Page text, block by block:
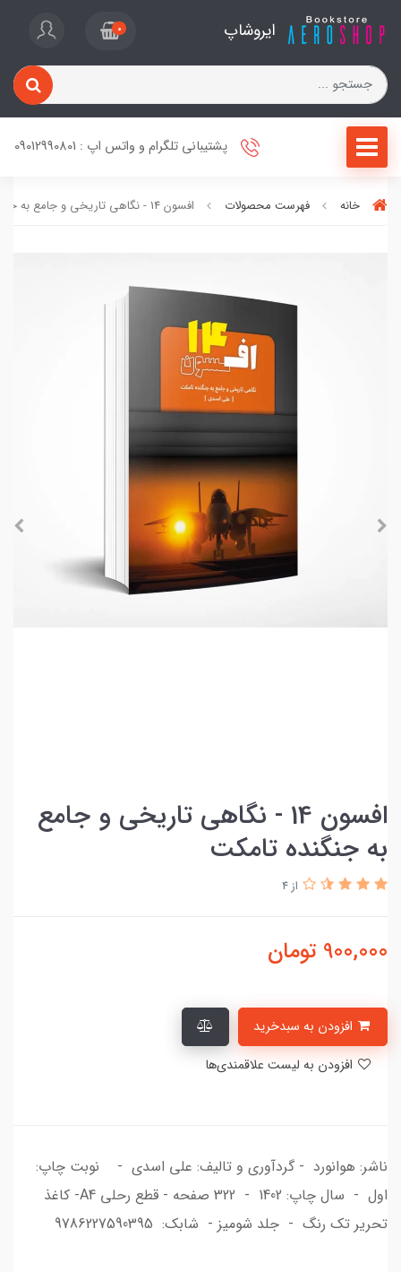
ایروشاپ 0
پشتیبانی تلگرام و واتس اپ : 09012990801
خانه فهرست محصولات افسون 14 - نگاهی تاریخی و جامع به جنگنده تامکت
افسون 14 - نگاهی تاریخی و جامع
به جنگنده تامکت
از 4
900,000 تومان
ناشر: هوانورد - گردآوری و تالیف: علی اسدی - نوبت چاپ:
اول - سال چاپ: 1402 - 322 صفحه - قطع رحلی A4- کاغذ
تحریر تک رنگ - جلد شومیز - شابک: 9786227590395